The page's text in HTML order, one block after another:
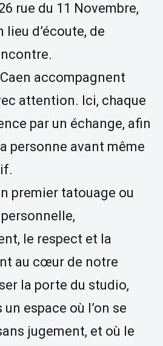
rue du 11 Novembre,
lieu d’écoute, de
accompagnent
attention. Ici, chaque
par un échange, afin
personne avant même
premier tatouage ou
le respect et la
au cœur de notre
la porte du studio,
espace où l’on se
jugement, et où le